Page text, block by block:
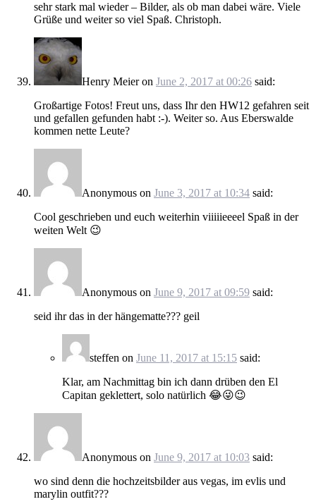
sehr stark mal wieder – Bilder, als ob man dabei wäre. Viele
Grüße und weiter so viel Spaß. Christoph.
Henry Meieron June 2, 2017 at 00:26 said:
Großartige Fotos! Freut uns, dass Ihr den HW12 gefahren seit
und gefallen gefunden habt :-). Weiter so. Aus Eberswalde
kommen nette Leute?
Anonymous on June 3, 2017 at 10:34 said:
Cool geschrieben und euch weiterhin viiiiieeeel Spaß in der
weiten Welt 😉
Anonymous on June 9, 2017 at 09:59 said:
seid ihr das in der hängematte??? geil
steffen on June 11, 2017 at 15:15 said:
Klar, am Nachmittag bin ich dann drüben den El
Capitan geklettert, solo natürlich 😂😜😉
Anonymous on June 9, 2017 at 10:03 said:
wo sind denn die hochzeitsbilder aus vegas, im evlis und
marylin outfit???